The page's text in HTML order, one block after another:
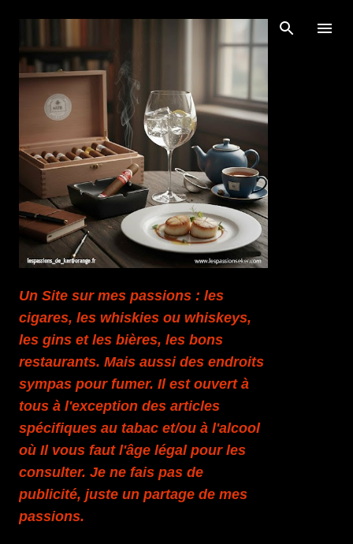
Accéder au contenu principal
Un Site sur mes passions : les
cigares, les whiskies ou whiskeys,
les gins et les bières, les bons
restaurants. Mais aussi des endroits
sympas pour fumer. Il est ouvert à
tous à l'exception des articles
spécifiques au tabac et/ou à l'alcool
où Il vous faut l'âge légal pour les
consulter. Je ne fais pas de
publicité, juste un partage de mes
passions.